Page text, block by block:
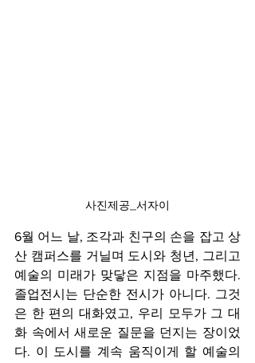
사진제공_서자이
6월 어느 날, 조각과 친구의 손을 잡고 상
산 캠퍼스를 거닐며 도시와 청년, 그리고
예술의 미래가 맞닿은 지점을 마주했다.
졸업전시는 단순한 전시가 아니다. 그것
은 한 편의 대화였고, 우리 모두가 그 대
화 속에서 새로운 질문을 던지는 장이었
다. 이 도시를 계속 움직이게 할 예술의